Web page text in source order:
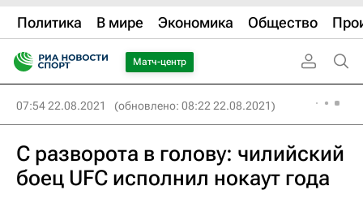
Политика В мире Экономика Общество
Матч-центр
07:54 22.08.2021 (обновлено: 08:22 22.08.2021)
С разворота в голову: чилийский
боец UFC исполнил нокаут года